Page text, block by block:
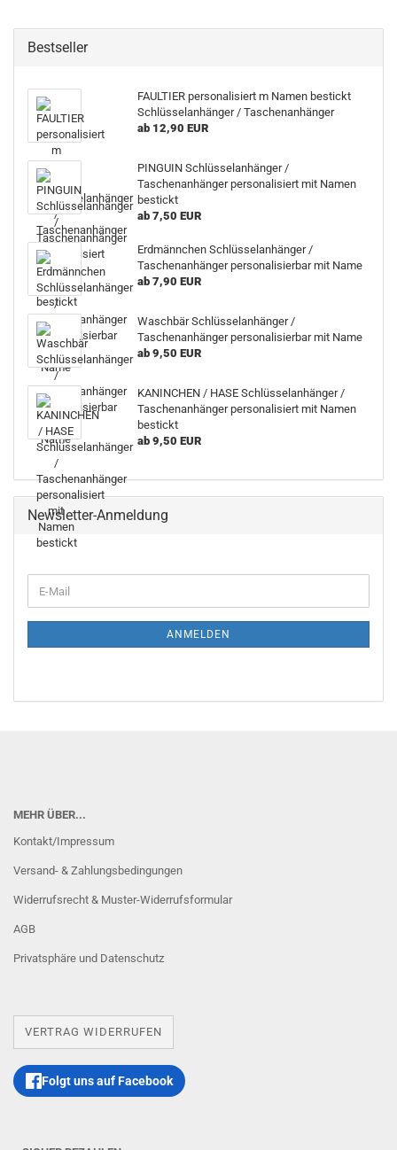
Bestseller
FAULTIER personalisiert m Namen bestickt
Schlüsselanhänger / Taschenanhänger
ab 12,90 EUR
PINGUIN Schlüsselanhänger /
Taschenanhänger personalisiert mit Namen
bestickt
ab 7,50 EUR
Erdmännchen Schlüsselanhänger /
Taschenanhänger personalisierbar mit Name
ab 7,90 EUR
Waschbär Schlüsselanhänger /
Taschenanhänger personalisierbar mit Name
ab 9,50 EUR
KANINCHEN / HASE Schlüsselanhänger /
Taschenanhänger personalisiert mit Namen
bestickt
ab 9,50 EUR
Newsletter-Anmeldung
E-
Mail
ANMELDEN
MEHR ÜBER...
Kontakt/Impressum
Versand- & Zahlungsbedingungen
Widerrufsrecht & Muster-Widerrufsformular
AGB
Privatsphäre und Datenschutz
VERTRAG WIDERRUFEN
Folgt uns auf Facebook